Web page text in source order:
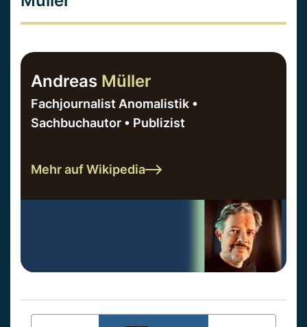
Andreas Müller
Fachjournalist Anomalistik •
Sachbuchautor • Publizist
Mehr auf Wikipedia